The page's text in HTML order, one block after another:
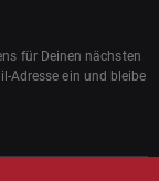
für Deinen nächsten
Adresse ein und bleibe